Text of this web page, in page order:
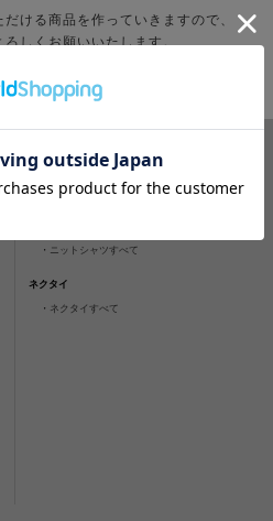
ける商品を作っていきますので、
しくお願いいたします。
・ ニットシャツすべて
ネクタイ
・ ネクタイすべて